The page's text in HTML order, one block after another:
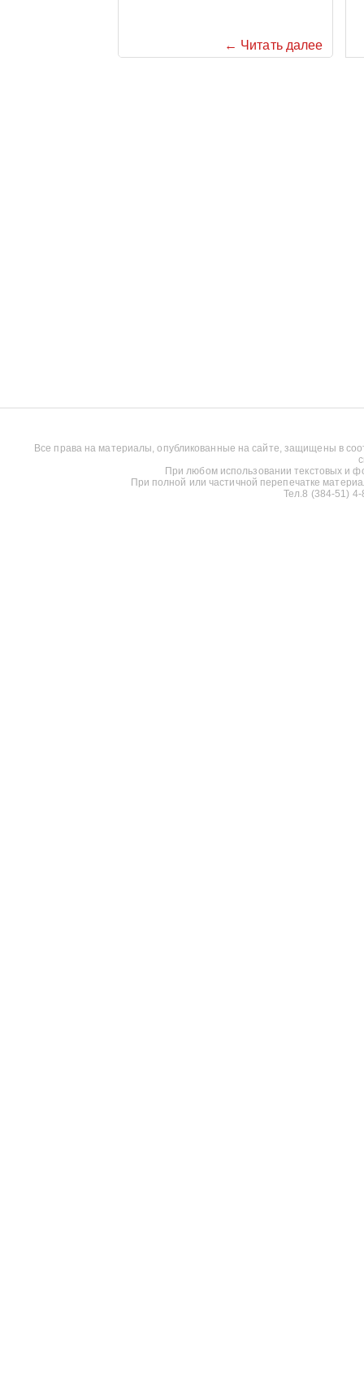
← Читать далее
Все права на материалы, опубликованные на сайте, защищены в
При любом использовании текстовых и
При полной или частичной перепечатке
Тел.8 (384-51)